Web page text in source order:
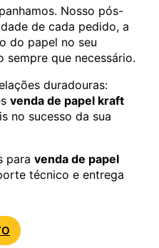
Nosso pós-
de cada pedido, a
do papel no seu
que necessário.
duradouras:
venda de papel kraft
no sucesso da sua
para venda de papel
técnico e entrega